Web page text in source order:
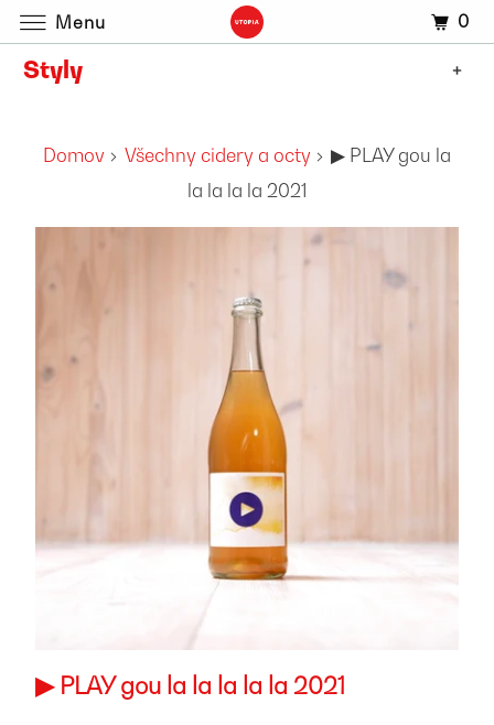
+
Styly
Domov Všechny cidery a octy
▶︎ PLAY gou la
la la la la 2021
▶︎ PLAY gou la la la la la 2021
Menu 0